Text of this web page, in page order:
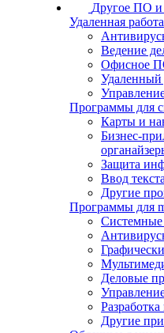
Другое ПО и
Удаленная работа
Ведение
Офисное
Удаленный
Программы для
Карты и
Бизнес-
Защита
Ввод текста
Другие
Программы для
Деловые
Другие